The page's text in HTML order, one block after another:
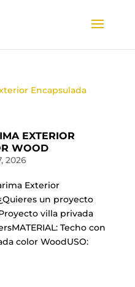
EXTERIOR
WOOD
2026
Exterior
un proyecto
villa privada
Techo con
color WoodUSO: